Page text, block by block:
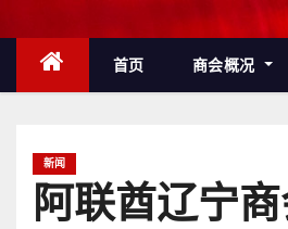
首页 商会概况
新闻
阿联酋辽宁